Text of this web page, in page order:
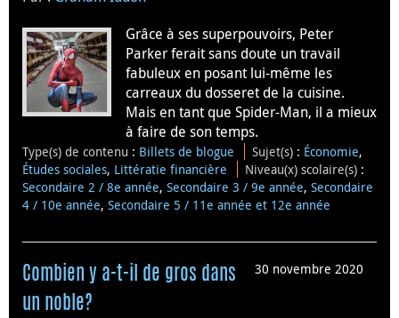
Grâce à ses superpouvoirs, Peter
Parker ferait sans doute un travail
fabuleux en posant lui-même les
carreaux du dosseret de la cuisine.
Mais en tant que Spider-Man, il a mieux
à faire de son temps.
Type(s) de contenu : Billets de blogue Sujet(s) : Économie,
Études sociales, Littératie financière Niveau(x) scolaire(s) :
Secondaire 2 / 8e année, Secondaire 3 / 9e année, Secondaire
4 / 10e année, Secondaire 5 / 11e année et 12e année
30 novembre 2020
Combien y a-t-il de gros dans
un noble?